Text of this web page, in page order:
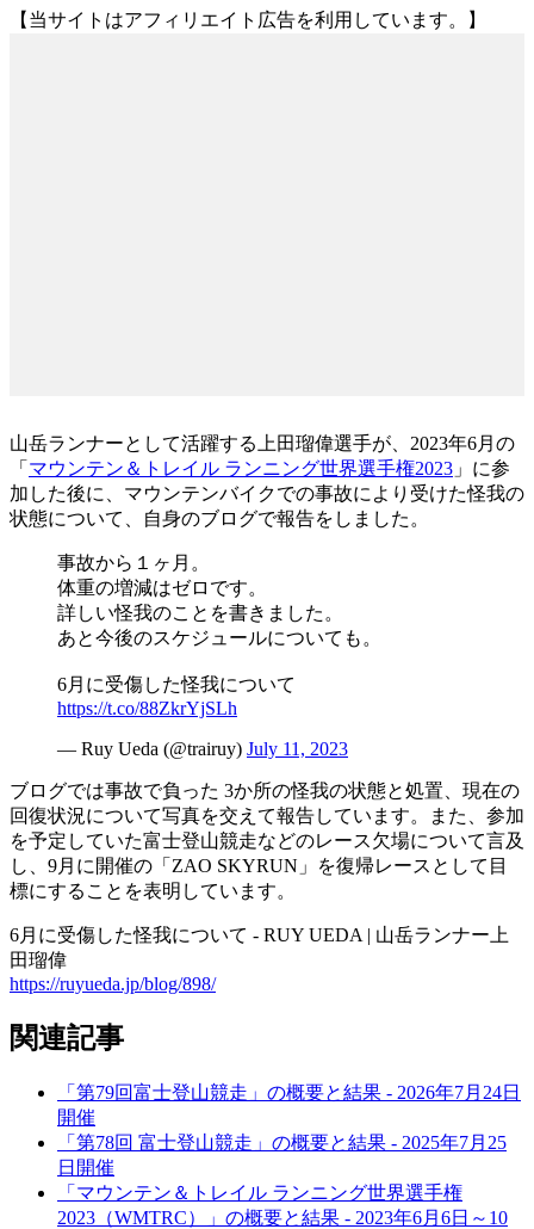
【当サイトはアフィリエイト広告を利用しています。】
山岳ランナーとして活躍する上田瑠偉選手が、2023年6月の
「 マウンテン＆トレイル ランニング世界選手権2023 」に参
加した後に、マウンテンバイクでの事故により受けた怪我の
状態について、自身のブログで報告をしました。
事故から１ヶ月。
体重の増減はゼロです。
詳しい怪我のことを書きました。
あと今後のスケジュールについても。
6月に受傷した怪我について
https://t.co/88ZkrYjSLh
— Ruy Ueda (@trairuy) July 11, 2023
ブログでは事故で負った 3か所の怪我の状態と処置、現在の
回復状況について写真を交えて報告しています。また、参加
を予定していた富士登山競走などのレース欠場について言及
し、9月に開催の「ZAO SKYRUN」を復帰レースとして目
標にすることを表明しています。
6月に受傷した怪我について - RUY UEDA | 山岳ランナー上
田瑠偉
https://ruyueda.jp/blog/898/
関連記事
「第79回富士登山競走」の概要と結果 - 2026年7月24日
開催
「第78回 富士登山競走」の概要と結果 - 2025年7月25
日開催
「マウンテン＆トレイル ランニング世界選手権
2023（WMTRC）」の概要と結果 - 2023年6月6日～10